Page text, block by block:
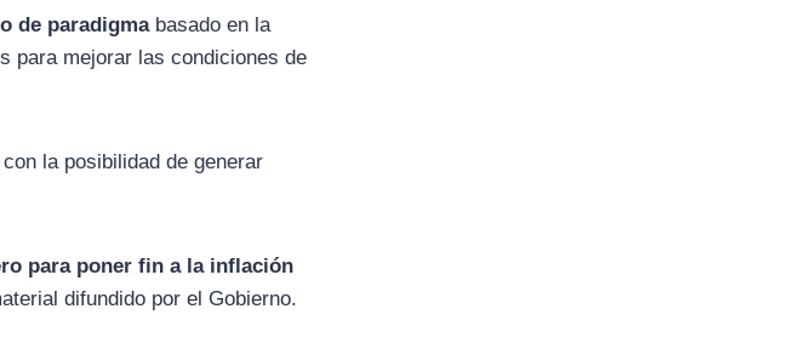
de paradigmabasado en la
para mejorar las condiciones de
con la posibilidad de generar
para poner fin a la inflación
difundido por el Gobierno.